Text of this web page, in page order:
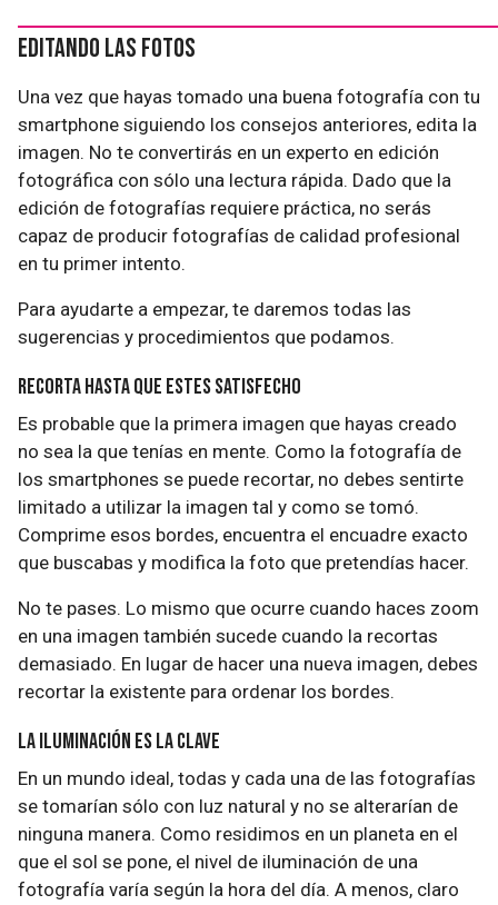
Editando las fotos
Una vez que hayas tomado una buena fotografía con tu
smartphone siguiendo los consejos anteriores, edita la
imagen. No te convertirás en un experto en edición
fotográfica con sólo una lectura rápida. Dado que la
edición de fotografías requiere práctica, no serás
capaz de producir fotografías de calidad profesional
en tu primer intento.
Para ayudarte a empezar, te daremos todas las
sugerencias y procedimientos que podamos.
Recorta hasta que estes satisfecho
Es probable que la primera imagen que hayas creado
no sea la que tenías en mente. Como la fotografía de
los smartphones se puede recortar, no debes sentirte
limitado a utilizar la imagen tal y como se tomó.
Comprime esos bordes, encuentra el encuadre exacto
que buscabas y modifica la foto que pretendías hacer.
No te pases. Lo mismo que ocurre cuando haces zoom
en una imagen también sucede cuando la recortas
demasiado. En lugar de hacer una nueva imagen, debes
recortar la existente para ordenar los bordes.
La iluminación es la clave
En un mundo ideal, todas y cada una de las fotografías
se tomarían sólo con luz natural y no se alterarían de
ninguna manera. Como residimos en un planeta en el
que el sol se pone, el nivel de iluminación de una
fotografía varía según la hora del día. A menos, claro